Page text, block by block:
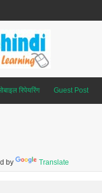
रिपेयरिंग Guest Post
by Translate